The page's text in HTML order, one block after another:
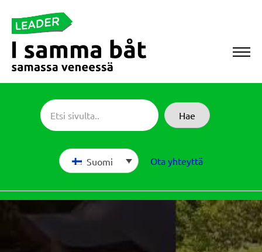
suoraan
sisältöön
Sameboat
Hae
Ota yhteyttä
Suomi